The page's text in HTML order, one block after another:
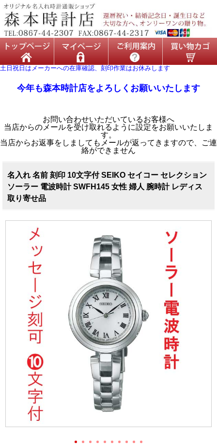
土日祝日はメーカーへの在庫確認、刻印作業はお休みします
今年も森本時計店をよろしくお願いいたします
お問い合わせいただいているお客様へ
当店からのメールを受け取れるように設定をお願いいたしま
す。
当店からお返事をしましてもメールが返ってきますので、ご連
絡ができません
名入れ 名前 刻印 10文字付 SEIKO セイコー セレクション
ソーラー 電波時計 SWFH145 女性 婦人 腕時計 レディス
取り寄せ品